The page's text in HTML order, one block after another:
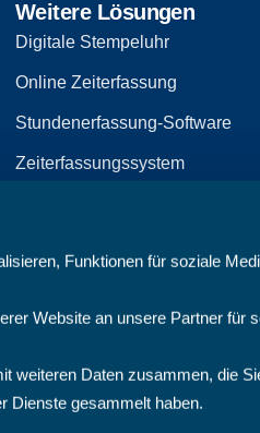
Funktionen für soziale
Website an unsere Partner für
weiteren Daten zusammen, die
Dienste gesammelt haben.
Weitere Lösungen
Digitale Stempeluhr
Online Zeiterfassung
Stundenerfassung-Software
Zeiterfassungssystem
PMO-Software
Cloud Projektmanagement-
Projektplanungssoftware